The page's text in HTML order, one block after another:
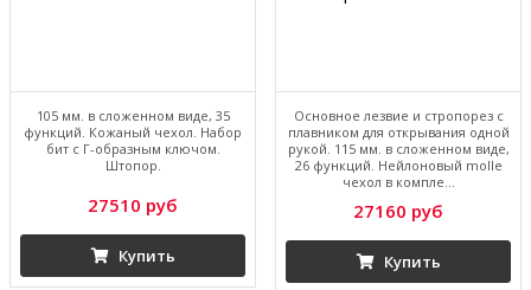
105 мм. в сложенном виде, 35
функций. Кожаный чехол. Набор
бит с Г-образным ключом.
Штопор.
27510 руб
Купить
Основное лезвие и стропорез с
плавником для открывания одной
рукой. 115 мм. в сложенном виде,
26 функций. Нейлоновый molle
чехол в компле...
27160 руб
Купить